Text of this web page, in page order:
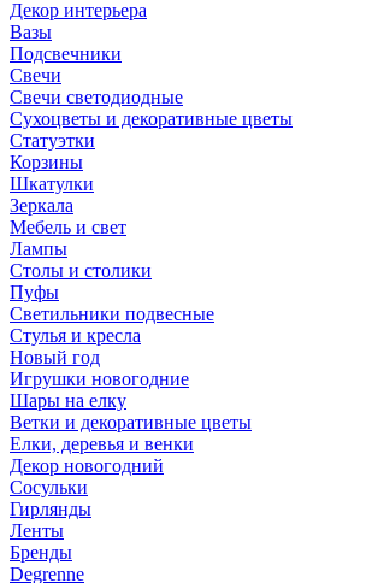
Декор интерьера
Вазы
Подсвечники
Свечи
Свечи светодиодные
Сухоцветы и декоративные цветы
Статуэтки
Корзины
Шкатулки
Зеркала
Мебель и свет
Лампы
Столы и столики
Пуфы
Светильники подвесные
Стулья и кресла
Новый год
Игрушки новогодние
Шары на елку
Ветки и декоративные цветы
Елки, деревья и венки
Декор новогодний
Сосульки
Гирлянды
Ленты
Бренды
Degrenne